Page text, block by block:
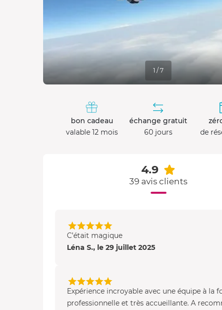
1 / 7
bon cadeau
valable 12 mois
échange gratuit
60 jours
de
4.9
39 avis clients
C’était magique
Léna S., le 29 juillet 2025
Expérience incroyable avec une équipe à la
professionnelle et très accueillante. A